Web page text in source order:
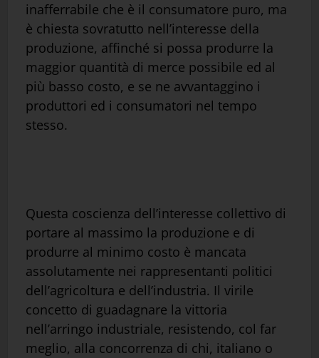
inafferrabile che è il consumatore puro, ma
è chiesta sovratutto nell’interesse della
produzione, affinché si possa produrre la
maggior quantità di merce possibile ed al
più basso costo, e se ne avvantaggino i
produttori ed i consumatori nel tempo
stesso.
Questa coscienza dell’interesse collettivo di
portare al massimo la produzione e di
produrre al minimo costo è mancata
assolutamente nei rappresentanti politici
dell’agricoltura e dell’industria. Il virile
concetto di guadagnare la vittoria
nell’arringo industriale, resistendo, col far
meglio, alla concorrenza di chi, italiano o